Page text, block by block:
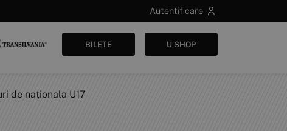
Autentificare
BILETE U SHOP
de naționala U17